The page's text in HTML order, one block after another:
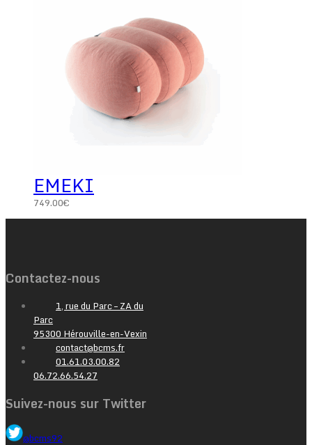
EMEKI
749.00€
Contactez-nous
1, rue du Parc – ZA du
Parc
95300 Hérouville-en-Vexin
contact@bcms.fr
01.61.03.00.82
06.72.66.54.27
Suivez-nous sur Twitter
@bcms92